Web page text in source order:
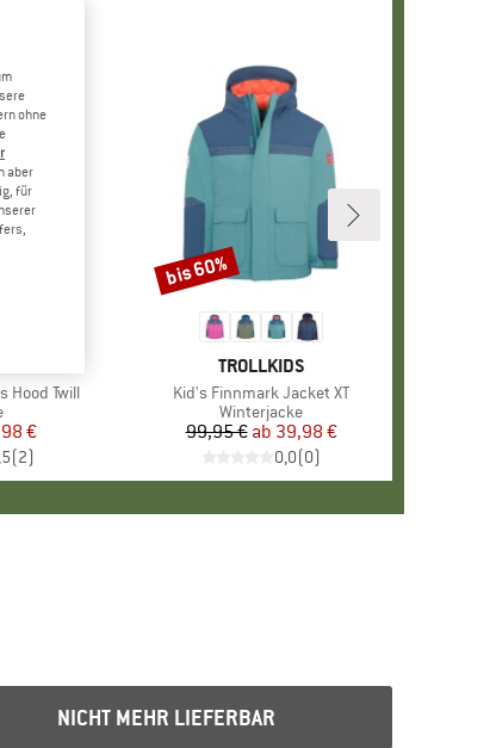
Hood Twill
Preis
€
(2)
MARKE
TROLLKIDS
Artikel
Kid's Finnmark Jacket XT
Produktgruppe
Winterjacke
Preis
99,95 € reduzierter Preis
ab 39,98 €
0,0(0)
Rabatt
bis 60%
NICHT MEHR LIEFERBAR
ohne
aber
für